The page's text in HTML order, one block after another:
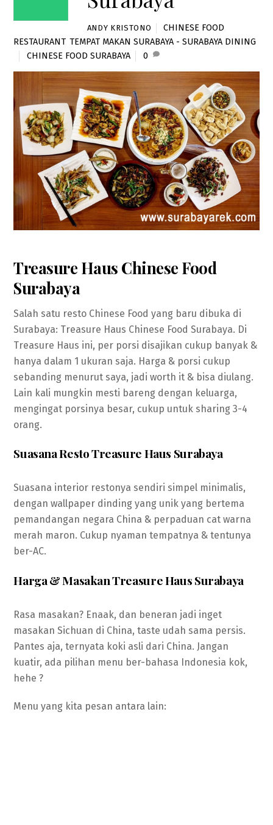
ANDY KRISTONO CHINESE FOOD
RESTAURANT,TEMPAT MAKAN SURABAYA - SURABAYA DINING
CHINESE FOOD SURABAYA
0
Treasure Haus Chinese Food
Surabaya
Salah satu resto Chinese Food yang baru dibuka di
Surabaya: Treasure Haus Chinese Food Surabaya. Di
Treasure Haus ini, per porsi disajikan cukup banyak &
hanya dalam 1 ukuran saja. Harga & porsi cukup
sebanding menurut saya, jadi worth it & bisa diulang.
Lain kali mungkin mesti bareng dengan keluarga,
mengingat porsinya besar, cukup untuk sharing 3-4
orang.
Suasana Resto Treasure Haus Surabaya
Suasana interior restonya sendiri simpel minimalis,
dengan wallpaper dinding yang unik yang bertema
pemandangan negara China & perpaduan cat warna
merah maron. Cukup nyaman tempatnya & tentunya
ber-AC.
Harga & Masakan Treasure Haus Surabaya
Rasa masakan? Enaak, dan beneran jadi inget
masakan Sichuan di China, taste udah sama persis.
Pantes aja, ternyata koki asli dari China. Jangan
kuatir, ada pilihan menu ber-bahasa Indonesia kok,
hehe ?
Menu yang kita pesan antara lain: